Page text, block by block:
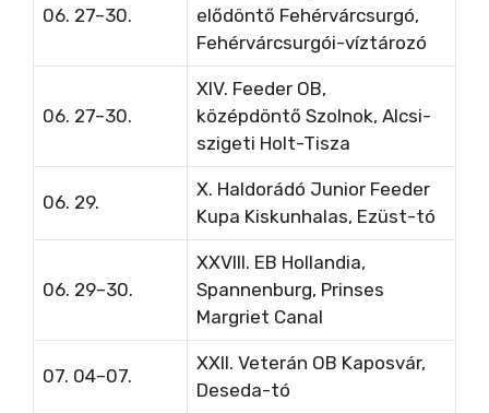
06. 27–30.
elődöntő Fehérvárcsurgó,
Fehérvárcsurgói-víztározó
06. 27–30.
XIV. Feeder OB,
középdöntő Szolnok, Alcsi-
szigeti Holt-Tisza
06. 29.
X. Haldorádó Junior Feeder
Kupa Kiskunhalas, Ezüst-tó
06. 29–30.
XXVIII. EB Hollandia,
Spannenburg, Prinses
Margriet Canal
07. 04–07.
XXII. Veterán OB Kaposvár,
Deseda-tó